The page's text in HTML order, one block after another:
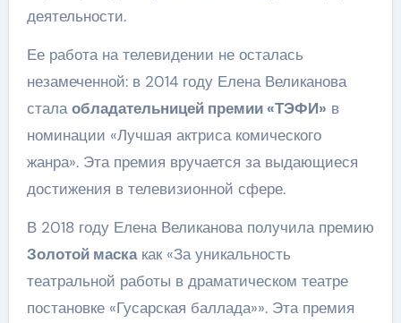
деятельности.
Ее работа на телевидении не осталась
незамеченной: в 2014 году Елена Великанова
сталаобладательницей премии «ТЭФИ» в
номинации «Лучшая актриса комического
жанра». Эта премия вручается за выдающиеся
достижения в телевизионной сфере.
В 2018 году Елена Великанова получила премию
Золотой маскакак «За уникальность
театральной работы в драматическом театре
постановке «Гусарская баллада»». Эта премия